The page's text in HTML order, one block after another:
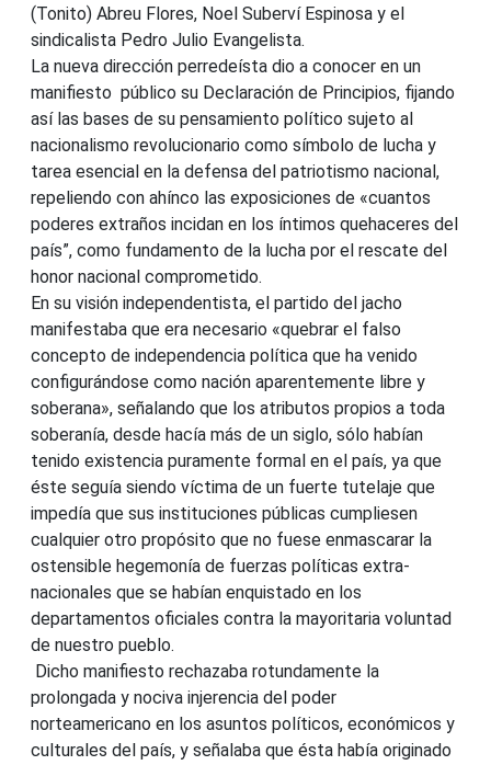
(Tonito) Abreu Flores, Noel Suberví Espinosa y el
sindicalista Pedro Julio Evangelista.
La nueva dirección perredeísta dio a conocer en un
manifiesto público su Declaración de Principios, fijando
así las bases de su pensamiento político sujeto al
nacionalismo revolucionario como símbolo de lucha y
tarea esencial en la defensa del patriotismo nacional,
repeliendo con ahínco las exposiciones de «cuantos
poderes extraños incidan en los íntimos quehaceres del
país”, como fundamento de la lucha por el rescate del
honor nacional comprometido.
En su visión independentista, el partido del jacho
manifestaba que era necesario «quebrar el falso
concepto de independencia política que ha venido
configurándose como nación aparentemente libre y
soberana», señalando que los atributos propios a toda
soberanía, desde hacía más de un siglo, sólo habían
tenido existencia puramente formal en el país, ya que
éste seguía siendo víctima de un fuerte tutelaje que
impedía que sus instituciones públicas cumpliesen
cualquier otro propósito que no fuese enmascarar la
ostensible hegemonía de fuerzas políticas extra-
nacionales que se habían enquistado en los
departamentos oficiales contra la mayoritaria voluntad
de nuestro pueblo.
Dicho manifiesto rechazaba rotundamente la
prolongada y nociva injerencia del poder
norteamericano en los asuntos políticos, económicos y
culturales del país, y señalaba que ésta había originado